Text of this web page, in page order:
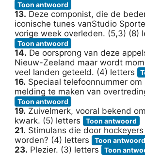
Toon antwoord
13. Deze componist, die de
iconische tunes vanStudio
vorige week overleden. (5,3) (8)
Toon antwoord
14. De oorsprong van deze
Nieuw-Zeeland maar wordt
veel landen geteeld. (4) letters
16. Speciaal telefoonnummer om
melding te maken van
Toon antwoord
19. Zuivelmerk, vooral bekend
kwark. (5) letters
Toon antwoord
21. Stimulans die door
worden? (4) letters
Toon antwoord
23. Plezier. (3) letters Toon